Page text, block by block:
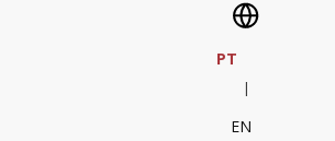
PT
|
EN